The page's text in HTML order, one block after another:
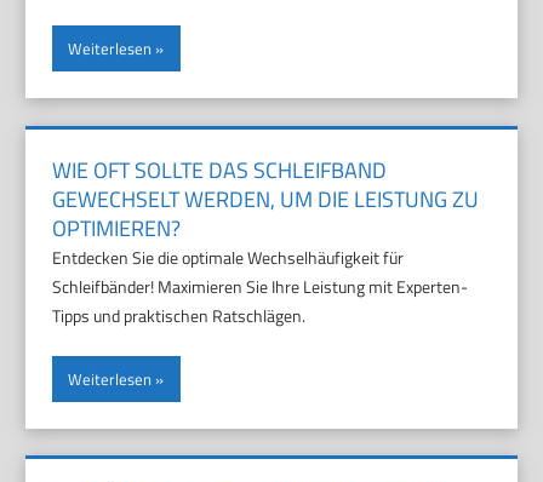
Weiterlesen
WIE OFT SOLLTE DAS SCHLEIFBAND
GEWECHSELT WERDEN, UM DIE LEISTUNG ZU
OPTIMIEREN?
Entdecken Sie die optimale Wechselhäufigkeit für
Schleifbänder! Maximieren Sie Ihre Leistung mit Experten-
Tipps und praktischen Ratschlägen.
Weiterlesen